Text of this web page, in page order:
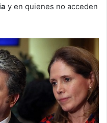
y en quienes no acceden